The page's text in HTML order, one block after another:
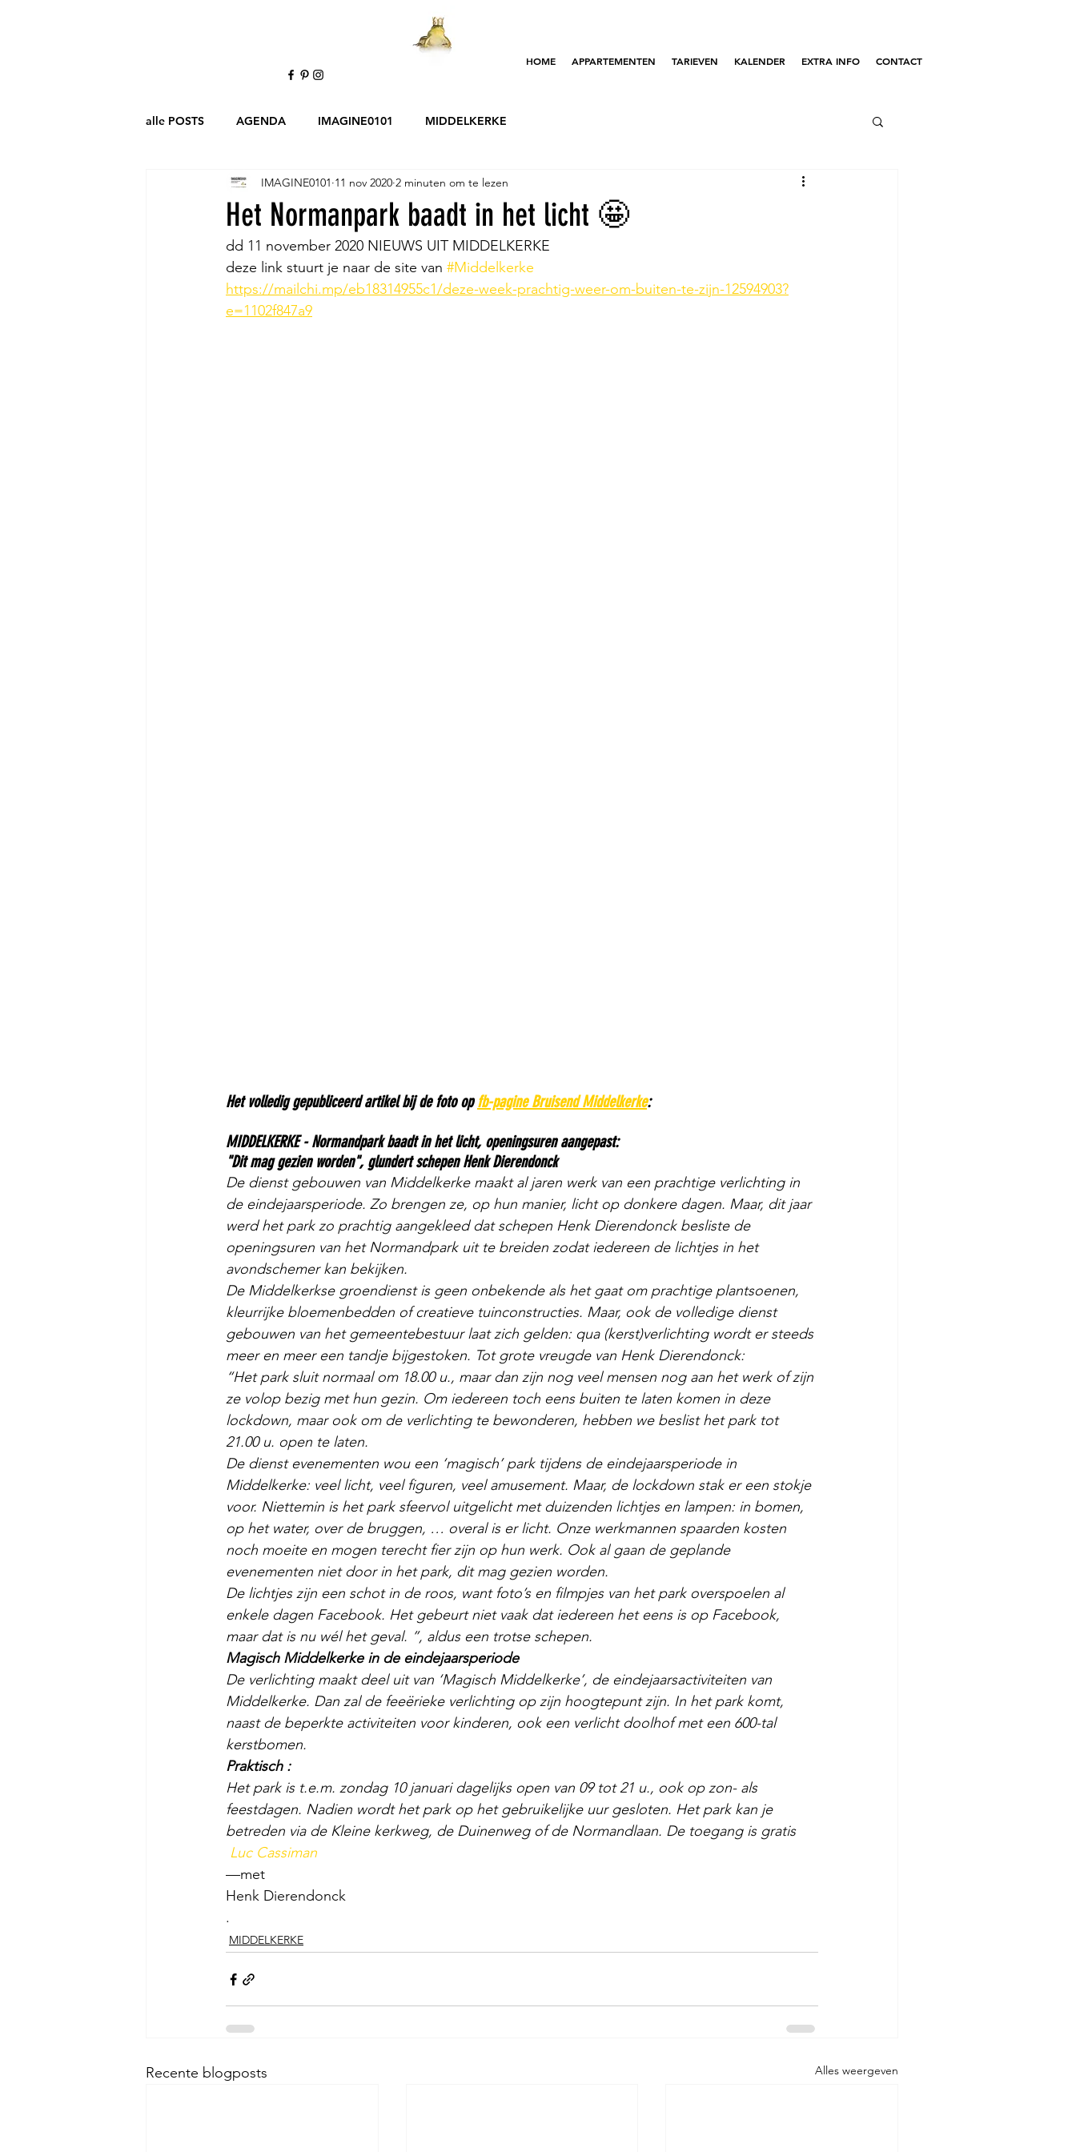
HOME APPARTEMENTEN TARIEVEN KALENDER EXTRA INFO CONTACT
alle POSTS AGENDA IMAGINE0101 MIDDELKERKE
Het Normanpark baadt in het licht 🤩
IMAGINE0101 11 nov 2020 2 minuten om te lezen
dd 11 november 2020 NIEUWS UIT MIDDELKERKE
deze link stuurt je naar de site van #Middelkerke
https://mailchi.mp/eb18314955c1/deze-week-prachtig-weer-om-buiten-te-zijn-12594903?
e=1102f847a9
Het volledig gepubliceerd artikel bij de foto op fb-pagine Bruisend Middelkerke:
MIDDELKERKE - Normandpark baadt in het licht, openingsuren aangepast:
"Dit mag gezien worden", glundert schepen Henk Dierendonck
De dienst gebouwen van Middelkerke maakt al jaren werk van een prachtige verlichting in
de eindejaarsperiode. Zo brengen ze, op hun manier, licht op donkere dagen. Maar, dit jaar
werd het park zo prachtig aangekleed dat schepen Henk Dierendonck besliste de
openingsuren van het Normandpark uit te breiden zodat iedereen de lichtjes in het
avondschemer kan bekijken.
De Middelkerkse groendienst is geen onbekende als het gaat om prachtige plantsoenen,
kleurrijke bloemenbedden of creatieve tuinconstructies. Maar, ook de volledige dienst
gebouwen van het gemeentebestuur laat zich gelden: qua (kerst)verlichting wordt er steeds
meer en meer een tandje bijgestoken. Tot grote vreugde van Henk Dierendonck:
“Het park sluit normaal om 18.00 u., maar dan zijn nog veel mensen nog aan het werk of zijn
ze volop bezig met hun gezin. Om iedereen toch eens buiten te laten komen in deze
lockdown, maar ook om de verlichting te bewonderen, hebben we beslist het park tot
21.00 u. open te laten.
De dienst evenementen wou een ‘magisch’ park tijdens de eindejaarsperiode in
Middelkerke: veel licht, veel figuren, veel amusement. Maar, de lockdown stak er een stokje
voor. Niettemin is het park sfeervol uitgelicht met duizenden lichtjes en lampen: in bomen,
op het water, over de bruggen, … overal is er licht. Onze werkmannen spaarden kosten
noch moeite en mogen terecht fier zijn op hun werk. Ook al gaan de geplande
evenementen niet door in het park, dit mag gezien worden.
De lichtjes zijn een schot in de roos, want foto’s en filmpjes van het park overspoelen al
enkele dagen Facebook. Het gebeurt niet vaak dat iedereen het eens is op Facebook,
maar dat is nu wél het geval. ”, aldus een trotse schepen.
Magisch Middelkerke in de eindejaarsperiode
De verlichting maakt deel uit van ‘Magisch Middelkerke’, de eindejaarsactiviteiten van
Middelkerke. Dan zal de feeërieke verlichting op zijn hoogtepunt zijn. In het park komt,
naast de beperkte activiteiten voor kinderen, ook een verlicht doolhof met een 600-tal
kerstbomen.
Praktisch :
Het park is t.e.m. zondag 10 januari dagelijks open van 09 tot 21 u., ook op zon- als
feestdagen. Nadien wordt het park op het gebruikelijke uur gesloten. Het park kan je
betreden via de Kleine kerkweg, de Duinenweg of de Normandlaan. De toegang is gratis
Luc Cassiman
—met
Henk Dierendonck
.
MIDDELKERKE
Recente blogposts Alles weergeven